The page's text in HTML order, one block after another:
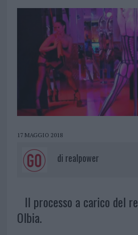
17 MAGGIO 2018
di realpower
Il processo a carico del
Olbia.